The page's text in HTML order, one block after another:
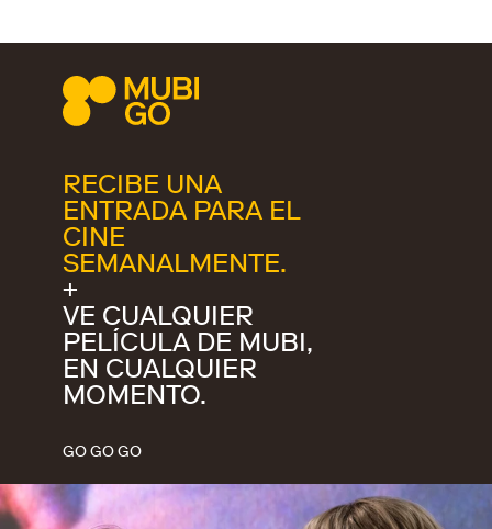
RECIBE UNA
ENTRADA PARA EL
CINE
SEMANALMENTE.
+
VE CUALQUIER
PELÍCULA DE MUBI,
EN CUALQUIER
MOMENTO.
GO GO GO